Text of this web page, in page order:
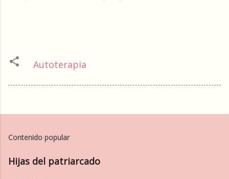
Autoterapia
Contenido popular
Hijas del patriarcado